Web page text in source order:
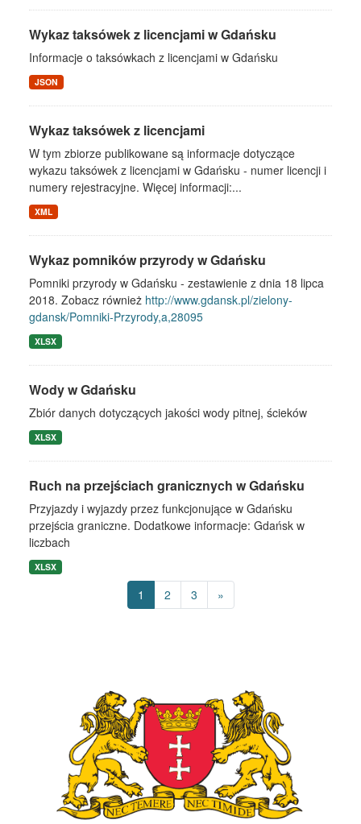
Wykaz taksówek z licencjami w Gdańsku
Informacje o taksówkach z licencjami w Gdańsku
JSON
Wykaz taksówek z licencjami
W tym zbiorze publikowane są informacje dotyczące
wykazu taksówek z licencjami w Gdańsku - numer licencji i
numery rejestracyjne. Więcej informacji:...
XML
Wykaz pomników przyrody w Gdańsku
Pomniki przyrody w Gdańsku - zestawienie z dnia 18 lipca
2018. Zobacz również http://www.gdansk.pl/zielony-
gdansk/Pomniki-Przyrody,a,28095
XLSX
Wody w Gdańsku
Zbiór danych dotyczących jakości wody pitnej, ścieków
XLSX
Ruch na przejściach granicznych w Gdańsku
Przyjazdy i wyjazdy przez funkcjonujące w Gdańsku
przejścia graniczne. Dodatkowe informacje: Gdańsk w
liczbach
XLSX
1 2 3 »